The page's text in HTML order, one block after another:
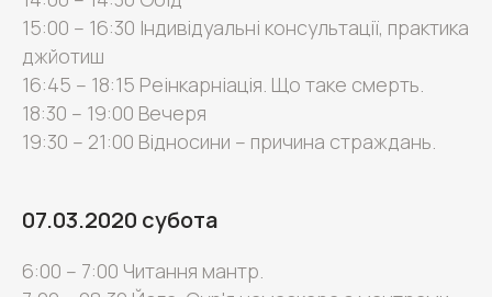
15:00 – 16:30 Індивідуальні консультації, практика
джйотиш
16:45 – 18:15 Реінкарніація. Що таке смерть.
18:30 – 19:00 Вечеря
19:30 – 21:00 Відносини – причина страждань.
07.03.2020 субота
6:00 – 7:00 Читання мантр.